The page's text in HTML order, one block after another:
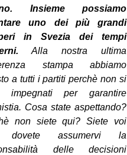
Insieme possiamo
uno dei più grandi
in Svezia dei tempi
Alla nostra ultima
stampa abbiamo
a tutti i partiti perchè non si
impegnati per garantire
Cosa state aspettando?
non siete qui? Siete voi
dovete assumervi la
delle decisioni